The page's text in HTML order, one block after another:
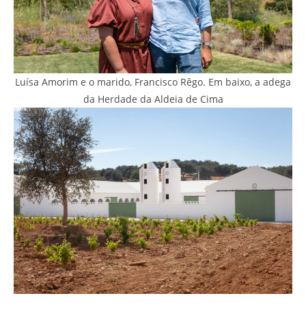
Luísa Amorim e o marido, Francisco Rêgo. Em baixo, a adega
da Herdade da Aldeia de Cima